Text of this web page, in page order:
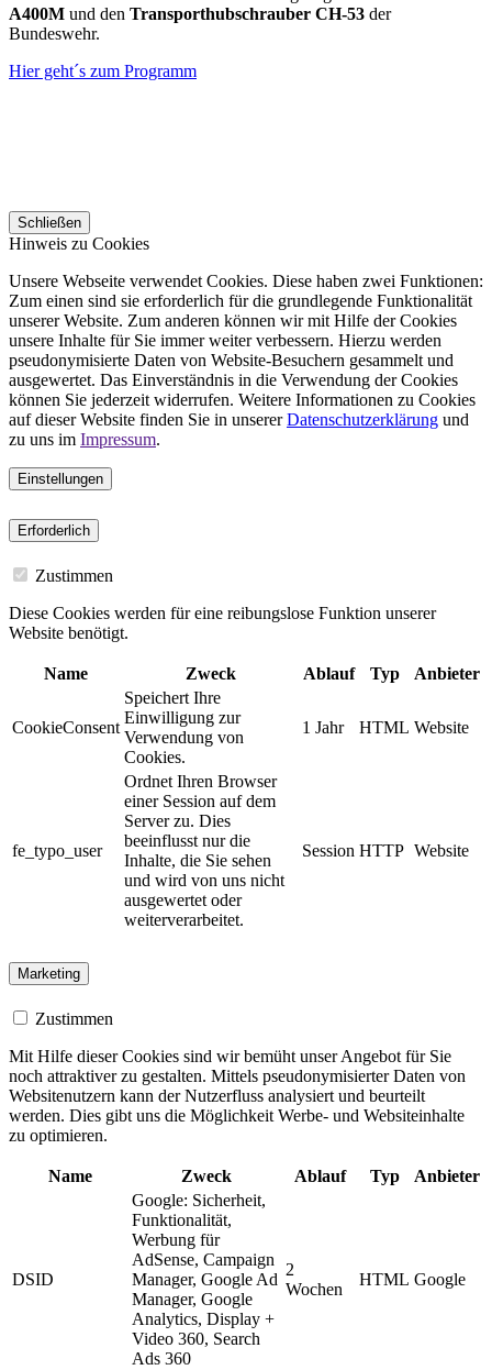
A400M und den Transporthubschrauber CH-53 der
Bundeswehr.
Hier geht´s zum Programm
Schließen
Hinweis zu Cookies
Unsere Webseite verwendet Cookies. Diese haben zwei Funktionen:
Zum einen sind sie erforderlich für die grundlegende Funktionalität
unserer Website. Zum anderen können wir mit Hilfe der Cookies
unsere Inhalte für Sie immer weiter verbessern. Hierzu werden
pseudonymisierte Daten von Website-Besuchern gesammelt und
ausgewertet. Das Einverständnis in die Verwendung der Cookies
können Sie jederzeit widerrufen. Weitere Informationen zu Cookies
auf dieser Website finden Sie in unsererDatenschutzerklärung und
zu uns im Impressum.
Einstellungen
Erforderlich
Zustimmen
Diese Cookies werden für eine reibungslose Funktion unserer
Website benötigt.
Name Zweck Ablauf Typ Anbieter
CookieConsent
Speichert Ihre
Einwilligung zur
Verwendung von
Cookies.
1 Jahr HTML Website
fe_typo_user
Ordnet Ihren Browser
einer Session auf dem
Server zu. Dies
beeinflusst nur die
Inhalte, die Sie sehen
und wird von uns nicht
ausgewertet oder
weiterverarbeitet.
Session HTTP Website
Marketing
Zustimmen
Mit Hilfe dieser Cookies sind wir bemüht unser Angebot für Sie
noch attraktiver zu gestalten. Mittels pseudonymisierter Daten von
Websitenutzern kann der Nutzerfluss analysiert und beurteilt
werden. Dies gibt uns die Möglichkeit Werbe- und Websiteinhalte
zu optimieren.
Name Zweck Ablauf Typ Anbieter
DSID
Google: Sicherheit,
Funktionalität,
Werbung für
AdSense, Campaign
Manager, Google Ad
Manager, Google
Analytics, Display +
Video 360, Search
Ads 360
2
Wochen
HTML Google